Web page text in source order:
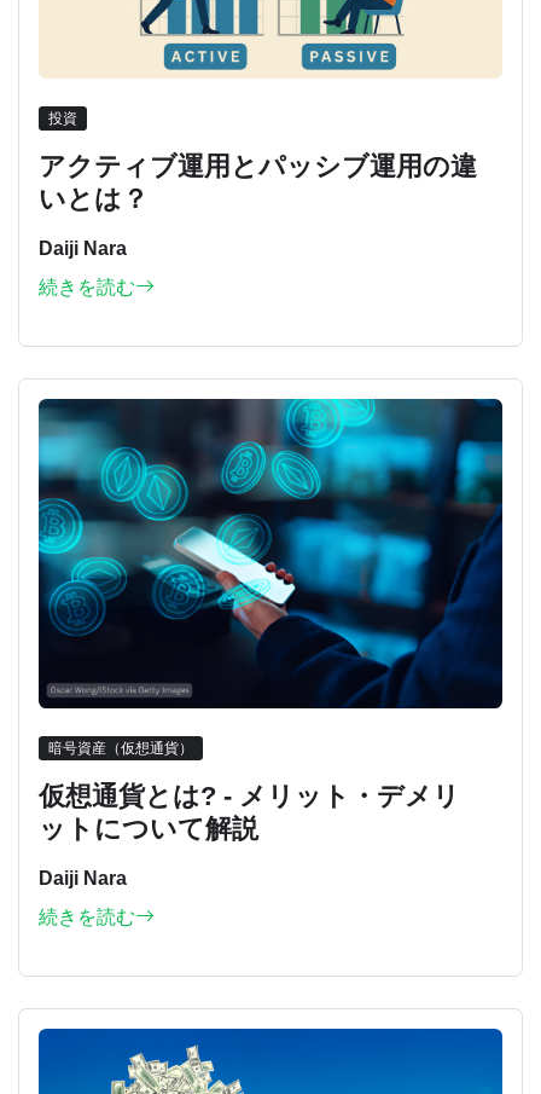
投資
アクティブ運用とパッシブ運用の違
いとは？
Daiji Nara
続きを読む
暗号資産（仮想通貨）
仮想通貨とは? - メリット・デメリ
ットについて解説
Daiji Nara
続きを読む